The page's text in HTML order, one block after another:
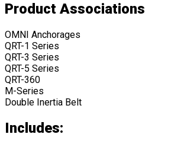
Product Associations
OMNI Anchorages
QRT-1 Series
QRT-3 Series
QRT-5 Series
QRT-360
M-Series
Double Inertia Belt
Includes: